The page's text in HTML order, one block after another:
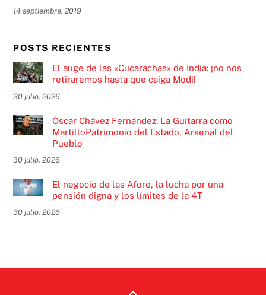
14 septiembre, 2019
POSTS RECIENTES
El auge de las «Cucarachas» de India: ¡no nos
retiraremos hasta que caiga Modi!
30 julio, 2026
Óscar Chávez Fernández: La Guitarra como
MartilloPatrimonio del Estado, Arsenal del
Pueblo
30 julio, 2026
El negocio de las Afore, la lucha por una
pensión digna y los límites de la 4T
30 julio, 2026